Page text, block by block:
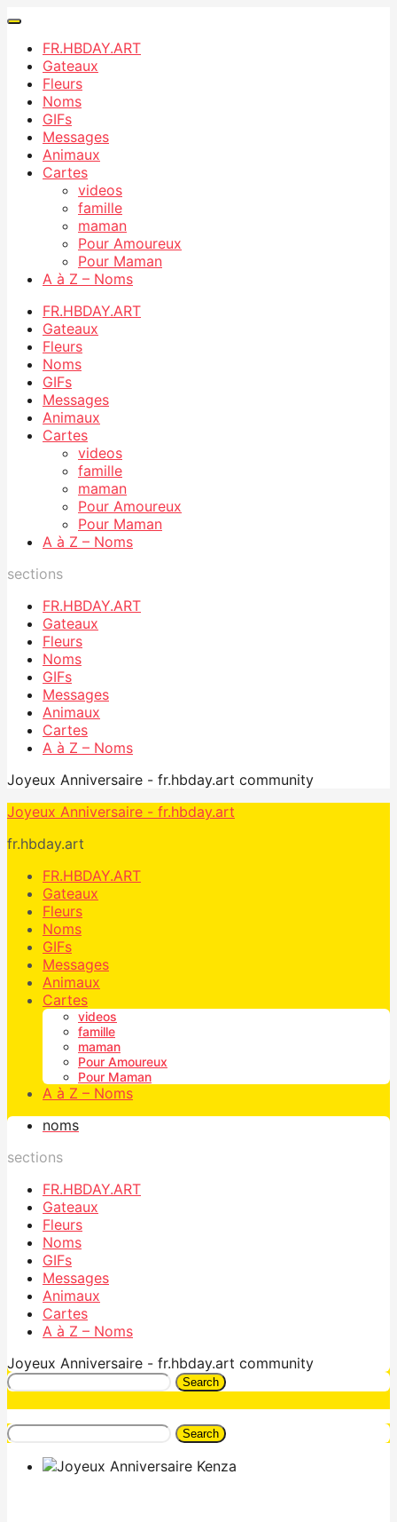
FR.HBDAY.ART
Gateaux
Fleurs
Noms
GIFs
Messages
Animaux
Cartes
videos
famille
maman
Pour Amoureux
Pour Maman
A à Z – Noms
FR.HBDAY.ART
Gateaux
Fleurs
Noms
GIFs
Messages
Animaux
Cartes
videos
famille
maman
Pour Amoureux
Pour Maman
A à Z – Noms
sections
FR.HBDAY.ART
Gateaux
Fleurs
Noms
GIFs
Messages
Animaux
Cartes
A à Z – Noms
Joyeux Anniversaire - fr.hbday.art community
Joyeux Anniversaire - fr.hbday.art
fr.hbday.art
FR.HBDAY.ART
Gateaux
Fleurs
Noms
GIFs
Messages
Animaux
Cartes
videos
famille
maman
Pour Amoureux
Pour Maman
A à Z – Noms
noms
sections
FR.HBDAY.ART
Gateaux
Fleurs
Noms
GIFs
Messages
Animaux
Cartes
A à Z – Noms
Joyeux Anniversaire - fr.hbday.art community
Search
Search